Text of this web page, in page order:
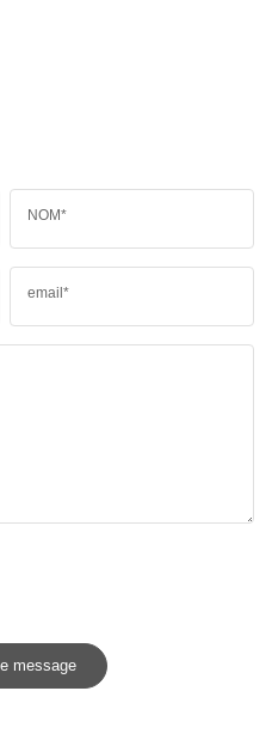
NOM*
email*
message